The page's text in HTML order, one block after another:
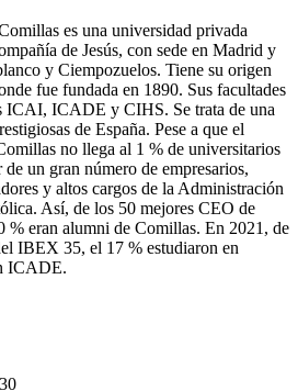
es una universidad privada
de Jesús, con sede en Madrid y
y Ciempozuelos. Tiene su origen
fue fundada en 1890. Sus facultades
ICAI, ICADE y CIHS. Se trata de una
de España. Pese a que el
no llega al 1 % de universitarios
de un gran número de empresarios,
y altos cargos de la Administración
Así, de los 50 mejores CEO de
% eran alumni de Comillas. En 2021, de
IBEX 35, el 17 % estudiaron en
ICADE.